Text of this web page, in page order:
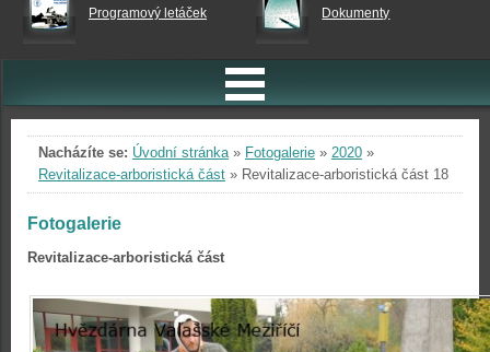
Programový letáček Dokumenty
Nacházíte se: Úvodní stránka» Fotogalerie » 2020 »
Revitalizace-arboristická část » Revitalizace-arboristická část 18
Fotogalerie
Revitalizace-arboristická část